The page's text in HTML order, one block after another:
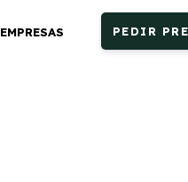
EMPRESAS PEDIR